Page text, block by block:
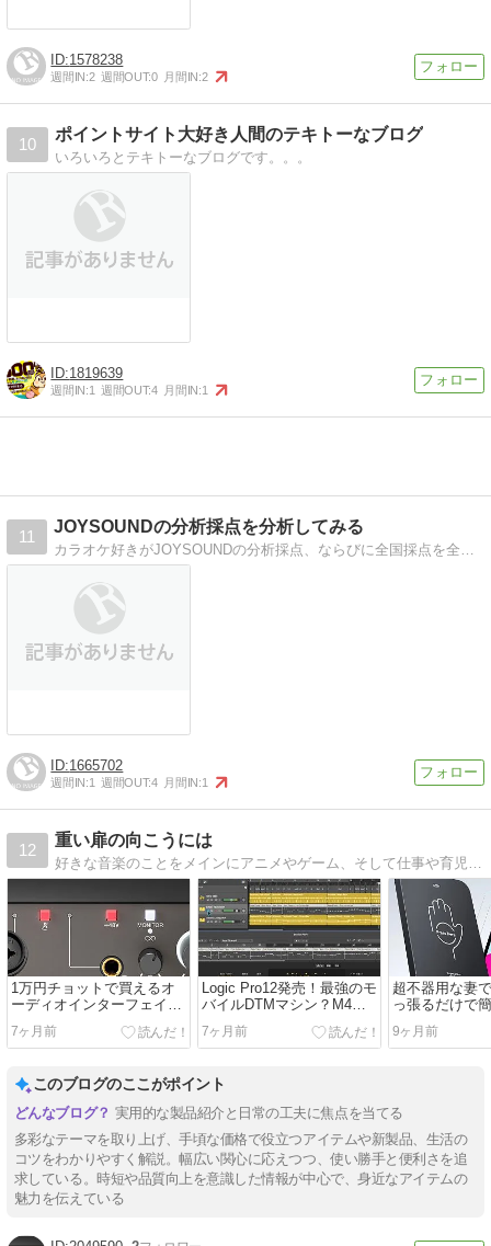
1578238
週間IN:2 週間OUT:0 月間IN:2
10
ポイントサイト大好き人間のテキトーなブログ
いろいろとテキトーなブログです。。。
1819639
週間IN:1 週間OUT:4 月間IN:1
11
JOYSOUNDの分析採点を分析してみる
カラオケ好きがJOYSOUNDの分析採点、ならびに全国採点を全国平均点をベースにしていろいろと調べてみます。 アニソン、ボーカロイド成分多めです。
1665702
週間IN:1 週間OUT:4 月間IN:1
12
重い扉の向こうには
好きな音楽のことをメインにアニメやゲーム、そして仕事や育児、私が体験した怖い話など書いてます。 もう若くはないけど、生きることは大変なことなんだと思う毎日です。
1万円チョットで買えるオ
ーディオインターフェイス
YAMAHA【UR12MK3】は
DTM初心者や配信者にもオ
7ヶ月前
Logic Pro12発売！最強のモ
バイルDTMマシン？M4
MacBook Air 13インチと
Logic Proの相性を徹底考察
7ヶ月前
超不器用な妻
っ張るだけで
貼れる『ESR
Classic iPadス
9ヶ月前
このブログのここがポイント
実用的な製品紹介と日常の工夫に焦点を当てる
多彩なテーマを取り上げ、手頃な価格で役立つアイテムや新製品、生活の
コツをわかりやすく解説。幅広い関心に応えつつ、使い勝手と便利さを追
求している。時短や品質向上を意識した情報が中心で、身近なアイテムの
魅力を伝えている